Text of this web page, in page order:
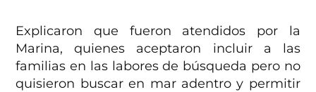
Explicaron que fueron atendidos por la
Marina, quienes aceptaron incluir a las
familias en las labores de búsqueda pero no
quisieron buscar en mar adentro y permitir